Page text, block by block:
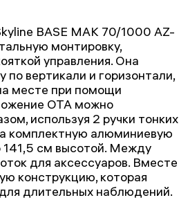
BASE МАК 70/1000 AZ-
монтировку,
управления. Она
вертикали и горизонтали,
месте при помощи
ОТА можно
используя 2 ручки тонких
комплектную алюминиевую
141,5 см высотой. Между
для аксессуаров. Вместе
конструкцию, которая
длительных наблюдений.